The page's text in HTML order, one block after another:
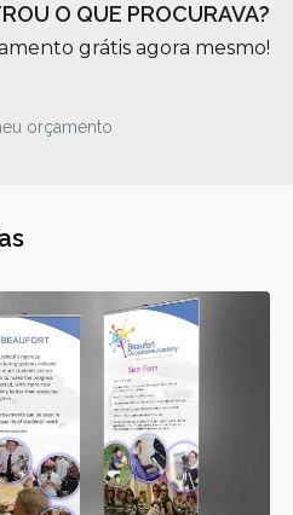
O QUE PROCURAVA?
grátis agora mesmo!
orçamento